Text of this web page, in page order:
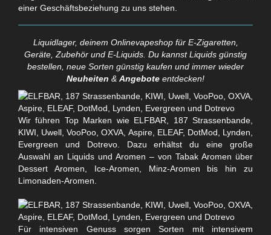
einer Geschäftsbeziehung zu uns stehen.
Liquidlager, deinem Onlinevapeshop für E-Zigaretten,
Geräte, Zubehör und E-Liquids. Du kannst Liquids günstig
bestellen, neue Sorten günstig kaufen und immer wieder
Neuheiten & Angebote entdecken!
Wir führen Top Marken wie ELFBAR, 187 Strassenbande,
KIWI, Uwell, VooPoo, OXVA, Aspire, ELEAF, DotMod, Lynden,
Evergreen und Dotrevo. Dazu erhältst du eine große
Auswahl an Liquids und Aromen – von Tabak Aromen über
Dessert Aromen, Ice-Aromen, Minz-Aromen bis hin zu
Limonaden-Aromen.
Für intensiven Genuss sorgen Sorten mit intensivem